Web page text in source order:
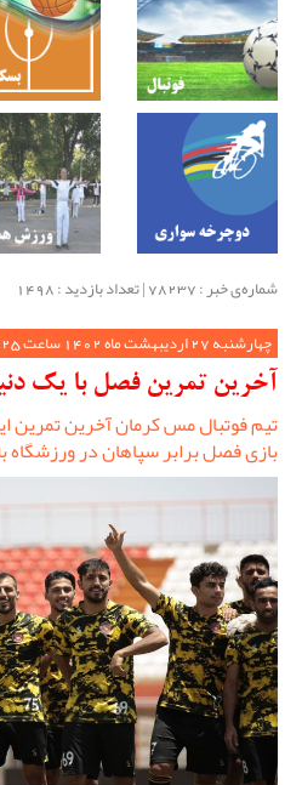
شماره‌ی خبر : ‌78237 | تعداد بازدید : 1498
چهارشنبه 27 اردیبهشت ماه 1402 ساعت 22:25
آخرین تمرین فصل با یک
تیم فوتبال مس کرمان آخرین تمرین
بازی فصل برابر سپاهان در ورزشگاه